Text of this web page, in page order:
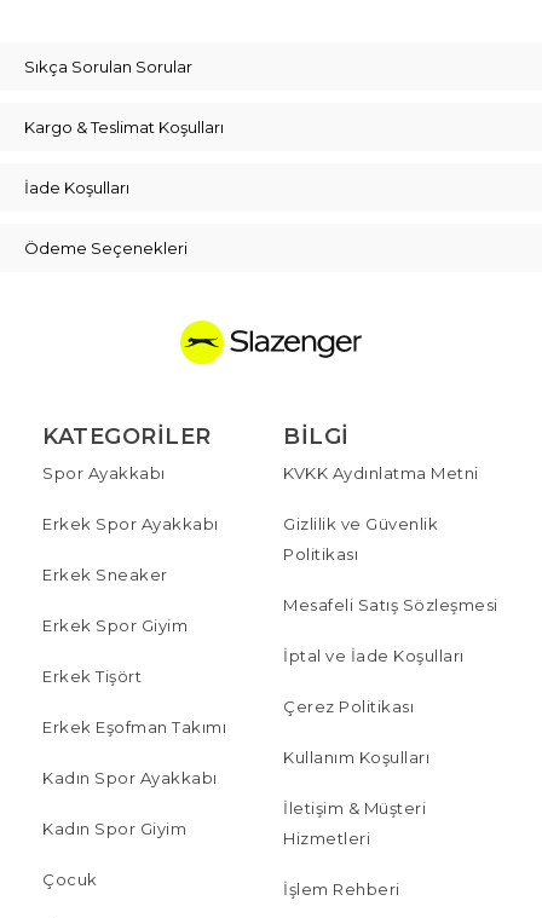
Sıkça Sorulan Sorular
Kargo & Teslimat Koşulları
İade Koşulları
Ödeme Seçenekleri
KATEGORILER
Spor Ayakkabı
Erkek Spor Ayakkabı
Erkek Sneaker
Erkek Spor Giyim
Erkek Tişört
Erkek Eşofman Takımı
Kadın Spor Ayakkabı
Kadın Spor Giyim
Çocuk
BILGI
KVKK Aydınlatma Metni
Gizlilik ve Güvenlik
Politikası
Mesafeli Satış Sözleşmesi
İptal ve İade Koşulları
Çerez Politikası
Kullanım Koşulları
İletişim & Müşteri
Hizmetleri
İşlem Rehberi